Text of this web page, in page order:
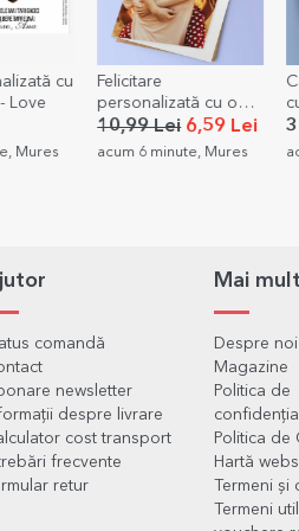
cu o
Mures
Cană personalizată
cu mesaj - Legendă
pensionată
36,99 Lei
acum 8 minute, Arad
comandă
newsletter
despre livrare
cost transport
frecvente
retur
Mai mult
Despre noi
Magazine
Politica de
Politica de
Hartă
Termeni și
Termeni